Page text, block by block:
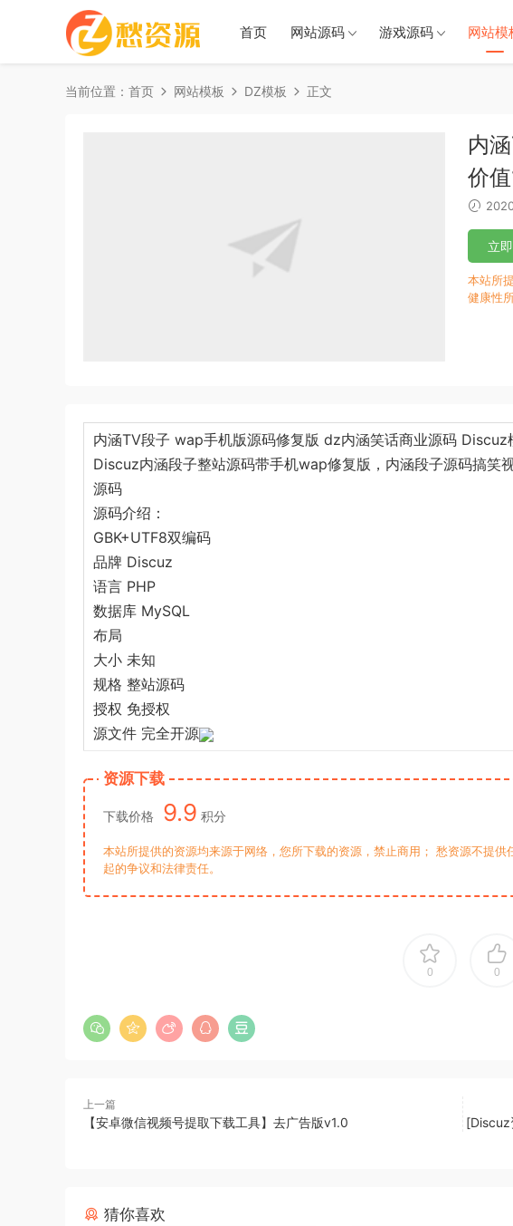
首页 网站源码 游戏源码 网站模
当前位置： 首页 网站模板 DZ模板 正文
内
价
立
本站所
健康性
内涵TV段子 wap手机版源码修复版 dz内涵笑话商业源码
Discuz内涵段子整站源码带手机wap修复版，内涵段子源码搞笑
源码
源码介绍：
GBK+UTF8双编码
品牌 Discuz
语言 PHP
数据库 MySQL
布局
大小 未知
规格 整站源码
授权 免授权
源文件 完全开源
资源下载
下载价格 9.9 积分
本站所提供的资源均来源于网络，您所下载的资源，禁止商用； 愁资源不提
起的争议和法律责任。
0 0
上一篇
【安卓微信视频号提取下载工具】去广告版v1.0
[Discuz
猜你喜欢